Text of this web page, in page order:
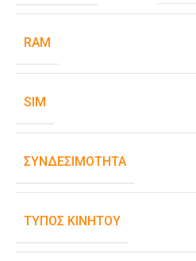
RAM
SIM
ΣΥΝΔΕΣΙΜΌΤΗΤΑ
ΤΎΠΟΣ ΚΙΝΗΤΟΎ